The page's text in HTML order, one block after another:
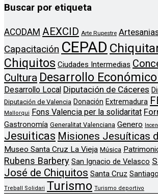
Buscar por etiqueta
ACODAM AEXCID Arte Rupestre
Capacitación CEPAD
Chiquitos Ciudades Intermedias
Cultura Desarrollo Económico
Desarrollo Local Diputación de Cáceres
Diputación de Valencia Donación Extremadura
Mallorqui
Fons Valencia per la solidaritat
Gastronomía Generalitat Valenciana Genero
Jesuiticas Misiones Jesuíticas
Museo Santa Cruz La Vieja Música
Rubens Barbery San Ignacio de Velasco
José de Chiquitos Santa Cruz
Treball Solidari Turismo Turismo deportivo